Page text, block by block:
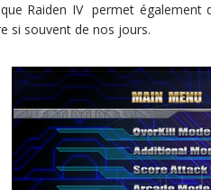
Raiden IV permet également
si souvent de nos jours.